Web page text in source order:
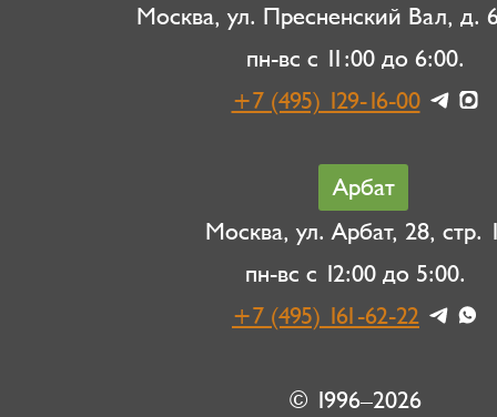
Москва, ул. Пресненский Вал, д.
пн-вс с 11:00 до 6:00.
+7 (495) 129-16-00
Арбат
Москва, ул. Арбат, 28, стр.
пн-вс с 12:00 до 5:00.
+7 (495) 161-62-22
© 1996–2026